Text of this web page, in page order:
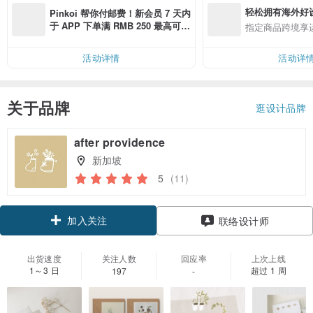
Pinkoi 帮你付邮费！新会员 7 天内
于 APP 下单满 RMB 250 最高可折
活动详情
轻松拥有海外好
指定商品跨境享
活动详
关于品牌 逛设计品牌
after providence
新加坡
5 (11)
加入关注 联络设计师
出货速度
1～3 日
关注人数
197
回应率
-
上次上线
超过 1 周